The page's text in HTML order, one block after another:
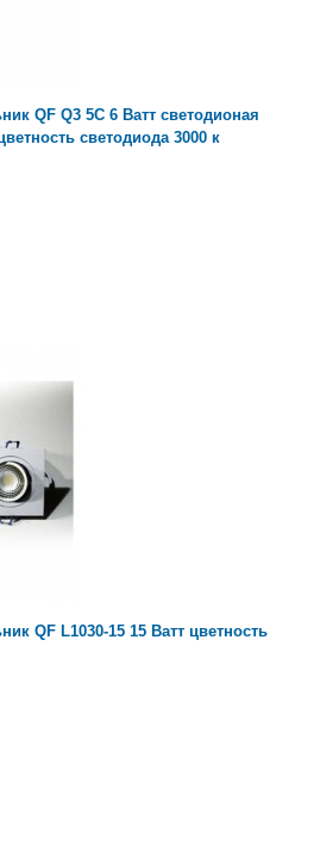
QF Q3 5C 6 Ватт светодионая
светодиода 3000 к
QF L1030-15 15 Ватт цветность